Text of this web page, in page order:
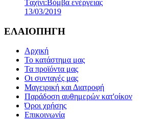
Tαχίνι:Βόμβα ενέργειας
13/03/2019
ΕΛΑΙΟΠΗΓΗ
Αρχική
Το κατάστημα μας
Τα προϊόντα μας
Οι συνταγές μας
Μαγειρική και Διατροφή
Παράδοση αυθημερών κατ'οίκον
Όροι χρήσης
Επικοινωνία